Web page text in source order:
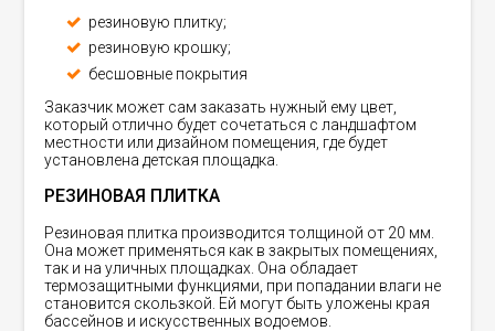
резиновую плитку;
резиновую крошку;
бесшовные покрытия
Заказчик может сам заказать нужный ему цвет,
который отлично будет сочетаться с ландшафтом
местности или дизайном помещения, где будет
установлена детская площадка.
РЕЗИНОВАЯ ПЛИТКА
Резиновая плитка производится толщиной от 20 мм.
Она может применяться как в закрытых помещениях,
так и на уличных площадках. Она обладает
термозащитными функциями, при попадании влаги не
становится скользкой. Ей могут быть уложены края
бассейнов и искусственных водоемов.